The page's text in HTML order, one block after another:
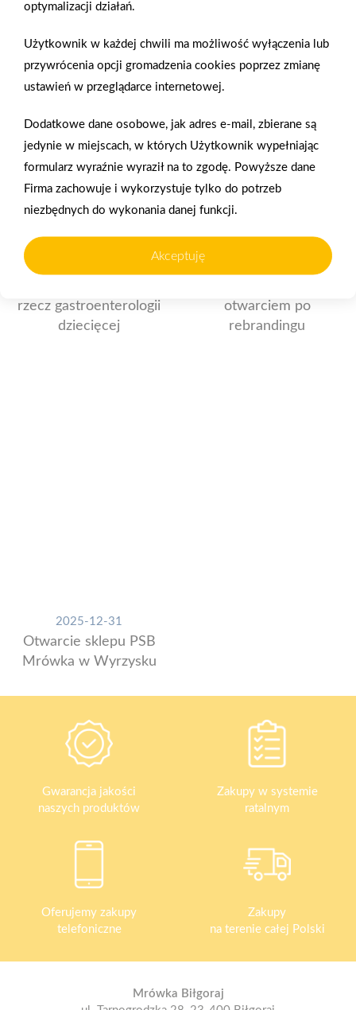
Grupa PSB Handel S.A.
gra z WOŚP. Powstała
rzecz gastroenterologii
dziecięcej
Zacisze S.A. dołącza do
Grupy PSB. Sieć kończy
otwarciem po
rebrandingu
2025-12-31
Otwarcie sklepu PSB
Mrówka w Wyrzysku
Gwarancja jakości
naszych produktów
Zakupy w systemie
ratalnym
Oferujemy zakupy
telefoniczne
Zakupy
na terenie całej Polski
Mrówka Biłgoraj
optymalizacji działań.
Użytkownik w każdej chwili ma możliwość wyłączenia lub
przywrócenia opcji gromadzenia cookies poprzez zmianę
ustawień w przeglądarce internetowej.
Dodatkowe dane osobowe, jak adres e-mail, zbierane są
jedynie w miejscach, w których Użytkownik wypełniając
formularz wyraźnie wyraził na to zgodę. Powyższe dane
Firma zachowuje i wykorzystuje tylko do potrzeb
niezbędnych do wykonania danej funkcji.
Akceptuję